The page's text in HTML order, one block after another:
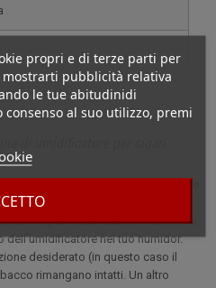
propri e di terze parti per
pubblicità relativa
le tue abitudinidi
al suo utilizzo, premi
di umidificatore per sigari
acqua demineralizzata.
la vita più facile. Basta rimuovere la
dell'umidificatore nel tuo humidor.
desiderato (in questo caso il
rimangano intatti. Un altro